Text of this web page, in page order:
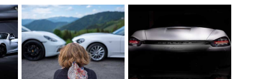
Light
Paint